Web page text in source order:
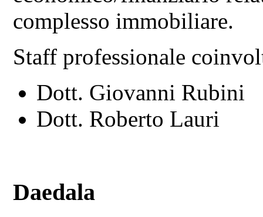
complesso immobiliare.
Staff professionale
Dott. Giovanni Rubini
Dott. Roberto Lauri
Daedala